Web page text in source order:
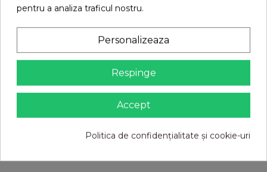
229,00 RON
pentru a analiza traficul nostru.
Personalizeaza
Respinge
Accept
Politica de confidențialitate și cookie-uri